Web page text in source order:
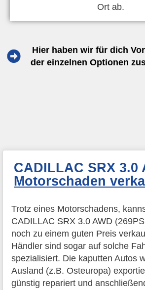
Ort ab.
Hier haben wir für dich
der einzelnen Optionen
CADILLAC SRX 3.0
Motorschaden
Trotz eines Motorschadens,
CADILLAC SRX 3.0 AWD
noch zu einem guten Preis
Händler sind sogar auf solche
spezialisiert. Die kaputten Autos
Ausland (z.B. Osteuropa)
günstig repariert und